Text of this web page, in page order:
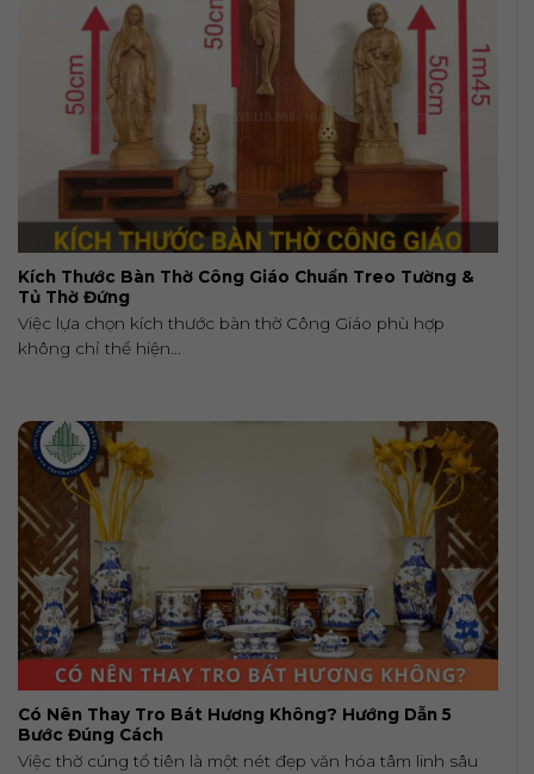
Kích Thước Bàn Thờ Công Giáo Chuẩn Treo Tường &
Tủ Thờ Đứng
Việc lựa chọn kích thước bàn thờ Công Giáo phù hợp
không chỉ thể hiện...
Có Nên Thay Tro Bát Hương Không? Hướng Dẫn 5
Bước Đúng Cách
Việc thờ cúng tổ tiên là một nét đẹp văn hóa tâm linh sâu